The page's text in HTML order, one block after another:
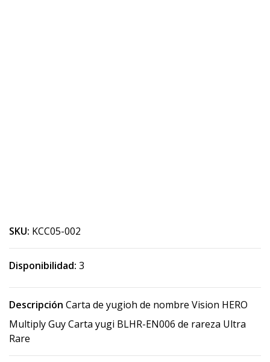
SKU: KCC05-002
Disponibilidad: 3
Descripción Carta de yugioh de nombre Vision HERO
Multiply Guy Carta yugi BLHR-EN006 de rareza Ultra
Rare